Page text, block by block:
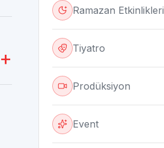
Ramazan Etkinlikleri
Tiyatro
Prodüksiyon
Event